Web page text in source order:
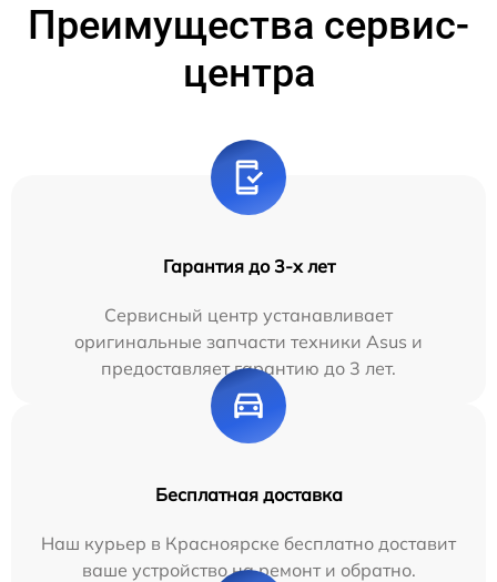
Преимущества сервис-
центра
Гарантия до 3-х лет
Сервисный центр устанавливает
оригинальные запчасти техники Asus и
предоставляет гарантию до 3 лет.
Бесплатная доставка
Наш курьер в Красноярске бесплатно доставит
ваше устройство на ремонт и обратно.